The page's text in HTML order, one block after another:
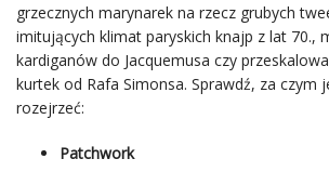
grzecznych marynarek na rzecz grubych
imitujących klimat paryskich knajp z lat 70.,
kardiganów do Jacquemusa czy
kurtek od Rafa Simonsa. Sprawdź, za czym
rozejrzeć:
Patchwork